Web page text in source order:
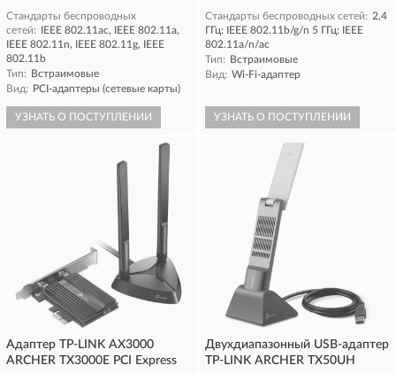
Стандарты беспроводных
сетей: IEEE 802.11ac, IEEE 802.11a,
IEEE 802.11n, IEEE 802.11g, IEEE
802.11b
Тип: Встраимовые
Вид: PCI-адаптеры (сетевые карты)
УЗНАТЬ О ПОСТУПЛЕНИИ
Стандарты беспроводных сетей: 2,4
ГГц: IEEE 802.11b/g/n 5 ГГц: IEEE
802.11a/n/ac
Тип: Встраимовые
Вид: Wi-Fi-адаптер
УЗНАТЬ О ПОСТУПЛЕНИИ
Адаптер TP-LINK AX3000
ARCHER TX3000E PCI Express
Двухдиапазонный USB-адаптер
TP-LINK ARCHER TX50UH